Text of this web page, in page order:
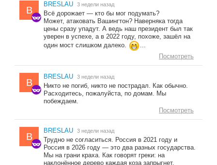
B
BRESLAU 3 недели назад
Всё дорожает — кто бы мог подумать?
Может, атаковать Вашингтон? Наверняка тогда
цены сразу упадут. А ведь наш президент был так
уверен в успехе, а в 2022 году, похоже, зашёл на
один мост слишком далеко.
...
Посмотреть
B
BRESLAU 3 недели назад
Никто не погиб, никто не пострадал. Как обычно.
Расходитесь, пожалуйста, по домам. Мы
побеждаем.
Посмотреть
B
BRESLAU 3 недели назад
Трудно не согласиться. Россия в 2021 году и
Россия в 2026 году — это два разных государства.
Мы на грани краха. Как говорят греки: на
наклонённое дерево каждая коза запрыгнет.